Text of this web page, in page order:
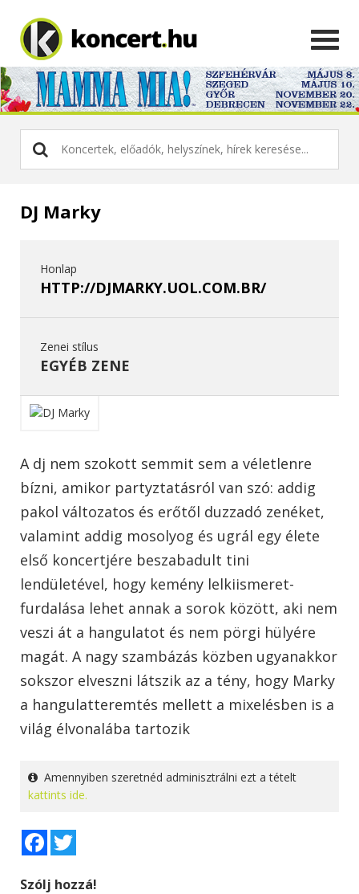
DJ Marky
Honlap
HTTP://DJMARKY.UOL.COM.BR/
Zenei stílus
EGYÉB ZENE
A dj nem szokott semmit sem a véletlenre
bízni, amikor partyztatásról van szó: addig
pakol változatos és erőtől duzzadó zenéket,
valamint addig mosolyog és ugrál egy élete
első koncertjére beszabadult tini
lendületével, hogy kemény lelkiismeret-
furdalása lehet annak a sorok között, aki nem
veszi át a hangulatot és nem pörgi hülyére
magát. A nagy szambázás közben ugyanakkor
sokszor elveszni látszik az a tény, hogy Marky
a hangulatteremtés mellett a mixelésben is a
világ élvonalába tartozik
Amennyiben szeretnéd adminisztrálni ezt a tételt
kattints ide.
Facebook
Szólj hozzá!